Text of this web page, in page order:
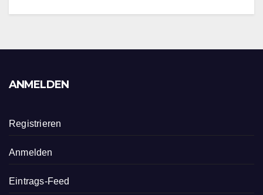
ANMELDEN
Registrieren
Anmelden
Eintrags-Feed